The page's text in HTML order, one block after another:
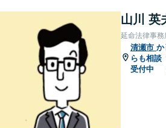
山川 英
延命法律事務
清瀬市 か
らも相談
受付中